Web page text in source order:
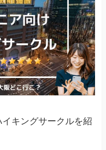
キングサークルを紹